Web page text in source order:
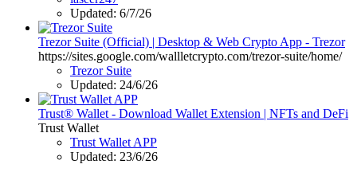
Updated: 6/7/26
Trezor Suite (Official) | Desktop & Web Crypto App - Trezor
https://sites.google.com/wallletcrypto.com/trezor-suite/home/
Trezor Suite
Updated: 24/6/26
Trust® Wallet - Download Wallet Extension | NFTs and DeFi
Trust Wallet
Trust Wallet APP
Updated: 23/6/26